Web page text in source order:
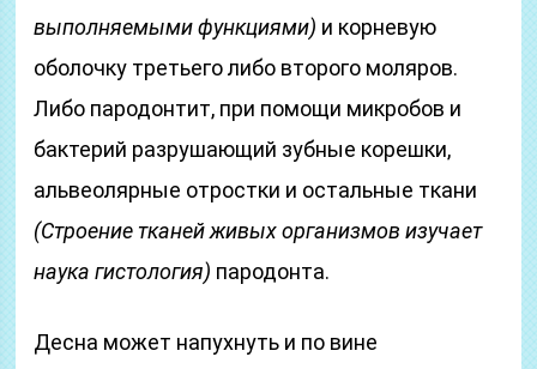
выполняемыми функциями) и корневую
оболочку третьего либо второго моляров.
Либо пародонтит, при помощи микробов и
бактерий разрушающий зубные корешки,
альвеолярные отростки и остальные ткани
(Строение тканей живых организмов изучает
наука гистология) пародонта.
Десна может напухнуть и по вине